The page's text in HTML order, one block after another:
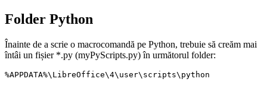
Folder Python
Înainte de a scrie o macrocomandă pe Python, trebuie să creăm mai
întâi un fișier *.py (myPyScripts.py) în următorul folder: